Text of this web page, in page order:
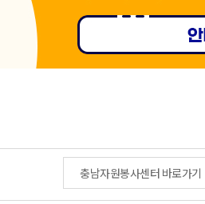
충남자원봉사센터 바로가기